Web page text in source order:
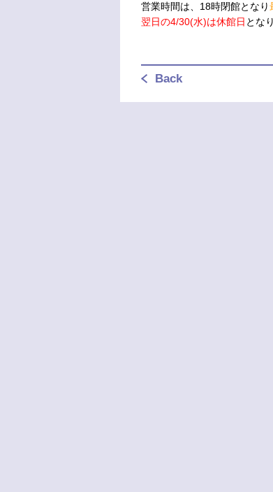
営業時間は、18時閉館となり
翌日の4/30(水)は休館日 とな
Back